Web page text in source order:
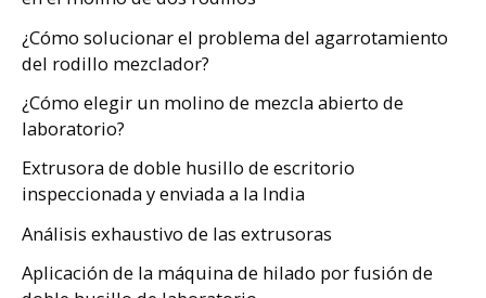
¿Cómo solucionar el problema del agarrotamiento
del rodillo mezclador?
¿Cómo elegir un molino de mezcla abierto de
laboratorio?
Extrusora de doble husillo de escritorio
inspeccionada y enviada a la India
Análisis exhaustivo de las extrusoras
Aplicación de la máquina de hilado por fusión de